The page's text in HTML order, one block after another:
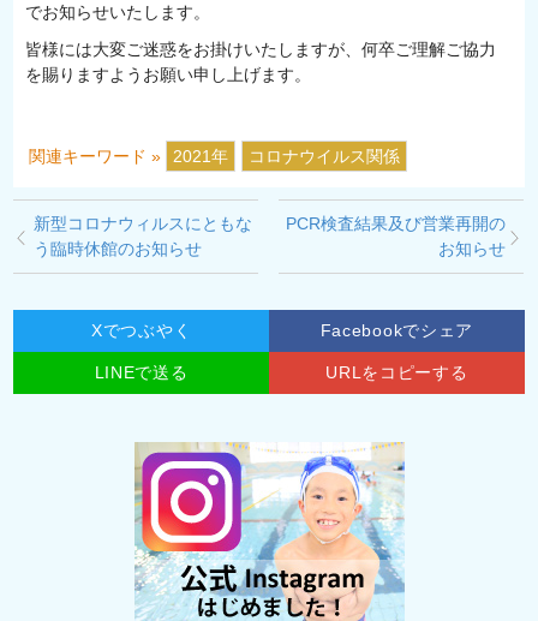
でお知らせいたします。
皆様には大変ご迷惑をお掛けいたしますが、何卒ご理解ご協力
を賜りますようお願い申し上げます。
関連キーワード » 2021年 コロナウイルス関係
新型コロナウィルスにともな
う臨時休館のお知らせ
PCR検査結果及び営業再開の
お知らせ
Xでつぶやく Facebookでシェア
LINEで送る URLをコピーする